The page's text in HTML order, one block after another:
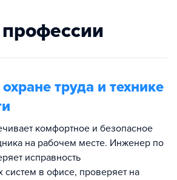
труда и технике
комфортное и безопасное
на рабочем месте. Инженер по
исправность
в офисе, проверяет на